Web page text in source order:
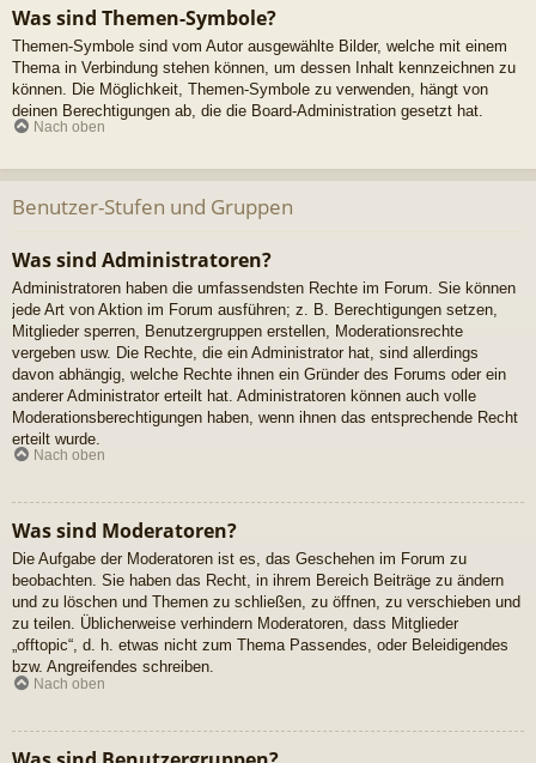
Was sind Themen-Symbole?
Themen-Symbole sind vom Autor ausgewählte Bilder, welche mit einem
Thema in Verbindung stehen können, um dessen Inhalt kennzeichnen zu
können. Die Möglichkeit, Themen-Symbole zu verwenden, hängt von
deinen Berechtigungen ab, die die Board-Administration gesetzt hat.
Nach oben
Benutzer-Stufen und Gruppen
Was sind Administratoren?
Administratoren haben die umfassendsten Rechte im Forum. Sie können
jede Art von Aktion im Forum ausführen; z. B. Berechtigungen setzen,
Mitglieder sperren, Benutzergruppen erstellen, Moderationsrechte
vergeben usw. Die Rechte, die ein Administrator hat, sind allerdings
davon abhängig, welche Rechte ihnen ein Gründer des Forums oder ein
anderer Administrator erteilt hat. Administratoren können auch volle
Moderationsberechtigungen haben, wenn ihnen das entsprechende Recht
erteilt wurde.
Nach oben
Was sind Moderatoren?
Die Aufgabe der Moderatoren ist es, das Geschehen im Forum zu
beobachten. Sie haben das Recht, in ihrem Bereich Beiträge zu ändern
und zu löschen und Themen zu schließen, zu öffnen, zu verschieben und
zu teilen. Üblicherweise verhindern Moderatoren, dass Mitglieder
„offtopic“, d. h. etwas nicht zum Thema Passendes, oder Beleidigendes
bzw. Angreifendes schreiben.
Nach oben